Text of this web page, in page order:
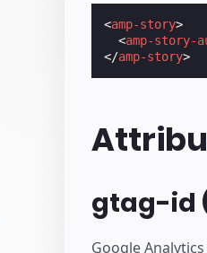
<amp-story>
<amp-story-
</amp-story>
gtag-id
Google